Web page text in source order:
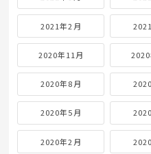
2022年5月
2022年2月
2021年11月
2021年8月
2021年5月